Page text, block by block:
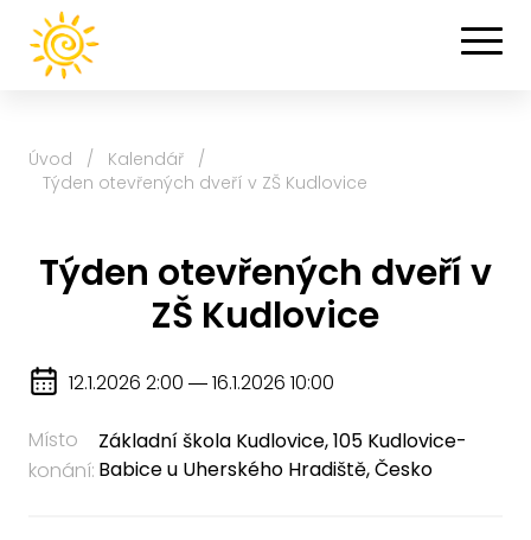
Úvod / Kalendář
/
Týden otevřených dveří v ZŠ Kudlovice
Týden otevřených dveří v
ZŠ Kudlovice
12.1.2026 2:00 ―16.1.2026 10:00
Místo
konání:
Základní škola Kudlovice, 105 Kudlovice-
Babice u Uherského Hradiště, Česko